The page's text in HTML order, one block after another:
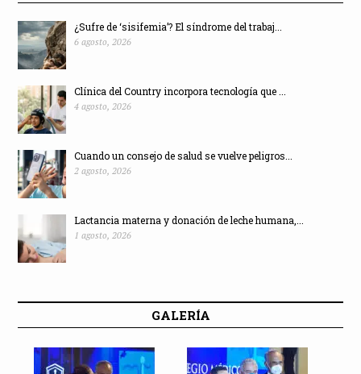
¿Sufre de ‘sisifemia’? El síndrome del trabaj...
6 agosto, 2026
Clínica del Country incorpora tecnología que ...
4 agosto, 2026
Cuando un consejo de salud se vuelve peligros...
2 agosto, 2026
Lactancia materna y donación de leche humana,...
1 agosto, 2026
GALERÍA